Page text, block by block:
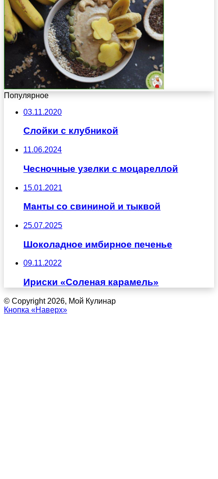
Популярное
03.11.2020
Слойки с клубникой
11.06.2024
Чесночные узелки с моцареллой
15.01.2021
Манты со свининой и тыквой
25.07.2025
Шоколадное имбирное печенье
09.11.2022
Ириски «Соленая карамель»
© Copyright 2026, Мой Кулинар
Кнопка «Наверх»